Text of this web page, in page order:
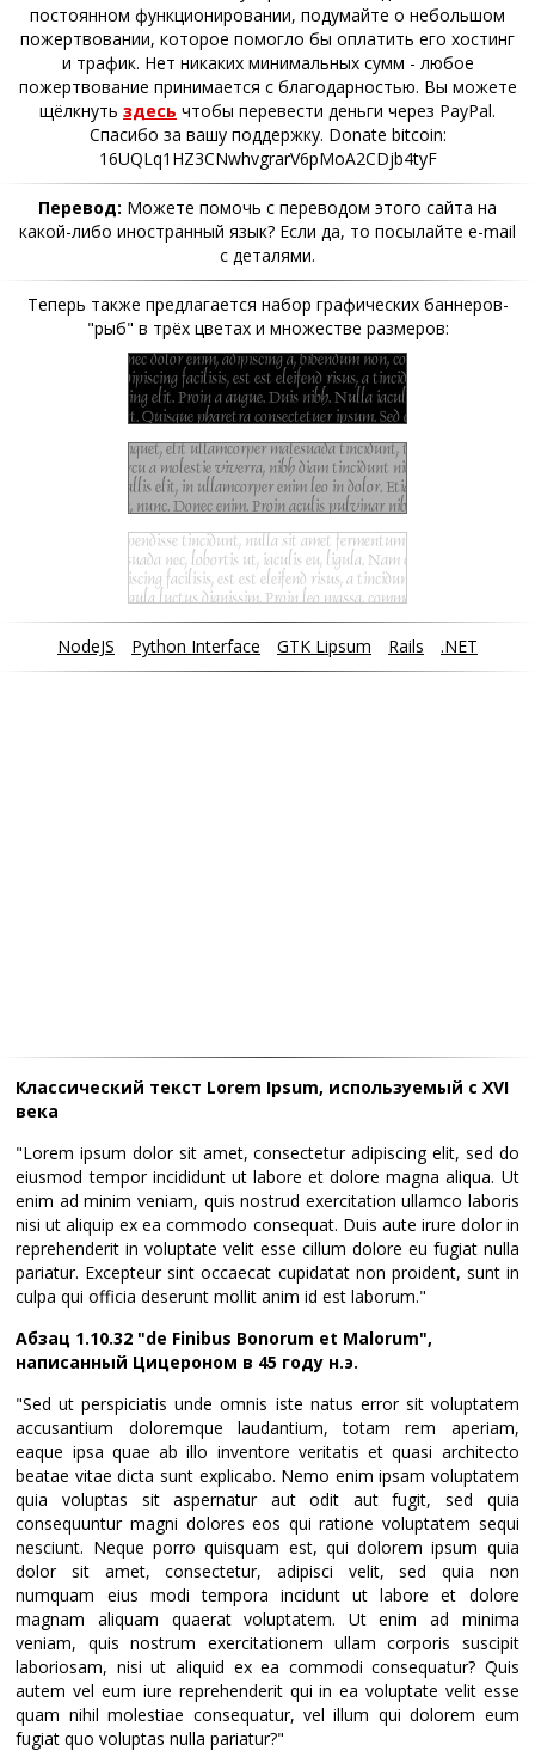
постоянном функционировании, подумайте о небольшом
пожертвовании, которое помогло бы оплатить его хостинг
и трафик. Нет никаких минимальных сумм - любое
пожертвование принимается с благодарностью. Вы можете
щёлкнуть здесь чтобы перевести деньги через PayPal.
Спасибо за вашу поддержку. Donate bitcoin:
16UQLq1HZ3CNwhvgrarV6pMoA2CDjb4tyF
Перевод: Можете помочь с переводом этого сайта на
какой-либо иностранный язык? Если да, то посылайте e-mail
с деталями.
Теперь также предлагается набор графических баннеров-
"рыб" в трёх цветах и множестве размеров:
NodeJS Python Interface GTK Lipsum Rails .NET
Классический текст Lorem Ipsum, используемый с XVI
века
"Lorem ipsum dolor sit amet, consectetur adipiscing elit, sed do
eiusmod tempor incididunt ut labore et dolore magna aliqua. Ut
enim ad minim veniam, quis nostrud exercitation ullamco laboris
nisi ut aliquip ex ea commodo consequat. Duis aute irure dolor in
reprehenderit in voluptate velit esse cillum dolore eu fugiat nulla
pariatur. Excepteur sint occaecat cupidatat non proident, sunt in
culpa qui officia deserunt mollit anim id est laborum."
Абзац 1.10.32 "de Finibus Bonorum et Malorum",
написанный Цицероном в 45 году н.э.
"Sed ut perspiciatis unde omnis iste natus error sit voluptatem
accusantium doloremque laudantium, totam rem aperiam,
eaque ipsa quae ab illo inventore veritatis et quasi architecto
beatae vitae dicta sunt explicabo. Nemo enim ipsam voluptatem
quia voluptas sit aspernatur aut odit aut fugit, sed quia
consequuntur magni dolores eos qui ratione voluptatem sequi
nesciunt. Neque porro quisquam est, qui dolorem ipsum quia
dolor sit amet, consectetur, adipisci velit, sed quia non
numquam eius modi tempora incidunt ut labore et dolore
magnam aliquam quaerat voluptatem. Ut enim ad minima
veniam, quis nostrum exercitationem ullam corporis suscipit
laboriosam, nisi ut aliquid ex ea commodi consequatur? Quis
autem vel eum iure reprehenderit qui in ea voluptate velit esse
quam nihil molestiae consequatur, vel illum qui dolorem eum
fugiat quo voluptas nulla pariatur?"